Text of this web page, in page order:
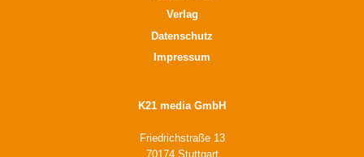
Verlag
Datenschutz
Impressum
K21 media GmbH
Friedrichstraße 13
70174 Stuttgart